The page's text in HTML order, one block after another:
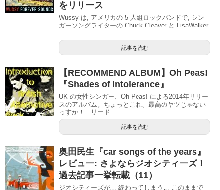
をリリース
Wussy は, アメリカの 5 人組ロックバンドで, シン
ガーソングライターの Chuck Cleaver と LisaWalker
...
記事を読む
【RECOMMEND ALBUM】Oh Peas!
『Shades of Intolerance』
UK の女性シンガー、Oh Peas! による2014年リリー
スのアルバム。ちょっとこれ、最高のヤツじゃない
っすか！ リード...
記事を読む
奥田民生『car songs of the years』
レビュー: さよならジオシティーズ！
過去記事一挙転載（11）
ジオシティーズが… 終わってしまう… このままで